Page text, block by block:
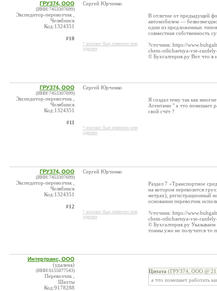
ГРУЗ74, ООО
(ИНН:7453307699)
Экспедитор-перевозчик ,
Челябинск
Код:1324351
#10
Сергей Юрченко
* контакт был изменен или
удален
В отличие от предыдущей
автомобилем —
один из предложенных
совместная собственность
?сточник: https://
chem-otlichaetsya-vse-
© Бухгалтерия.ру Вот что я
ГРУЗ74, ООО
(ИНН:7453307699)
Экспедитор-перевозчик ,
Челябинск
Код:1324351
#11
Сергей Юрченко
* контакт был изменен или
удален
Я создал тему так как
Агентами " а что помешает
свой счёт ?
ГРУЗ74, ООО
(ИНН:7453307699)
Экспедитор-перевозчик ,
Челябинск
Код:1324351
#12
Сергей Юрченко
* контакт был изменен или
удален
Раздел 7 «Транспортное
на котором перевозится
метрах), регистрационный
основании перевозчик
?сточник: https://
chem-otlichaetsya-vse-
© Бухгалтерия.ру
тонны уже не получится то
Интертранс, ООО
(удалена)
(ИНН:6155077543)
Перевозчик ,
Шахты
Код:9178288
Цитата (ГРУЗ74, ООО @
а что помешает работать